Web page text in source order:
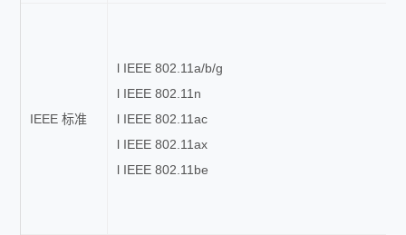
IEEE 标准
l IEEE 802.11a/b/g
l IEEE 802.11n
l IEEE 802.11ac
l IEEE 802.11ax
l IEEE 802.11be